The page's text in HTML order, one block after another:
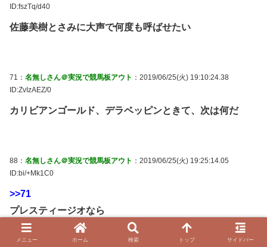
ID:fszTq/d40
佐藤美樹とさみに大声で何度も呼ばせたい
71： 名無しさん＠実況で競馬板アウト ：2019/06/25(火) 19:10:24.38
ID:ZvIzAEZ/0
カリビアンゴールド、デラベッピンときて、次は何だ
88： 名無しさん＠実況で競馬板アウト ：2019/06/25(火) 19:25:14.05
ID:bi/+Mk1C0
>>71
プレスティージオなら
メニュー ホーム 検索 トップ サイドバー